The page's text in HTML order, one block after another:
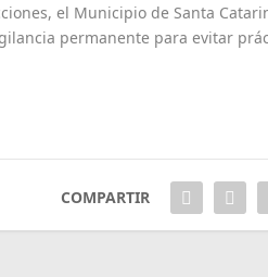
el Municipio de Santa
permanente para evitar
COMPARTIR